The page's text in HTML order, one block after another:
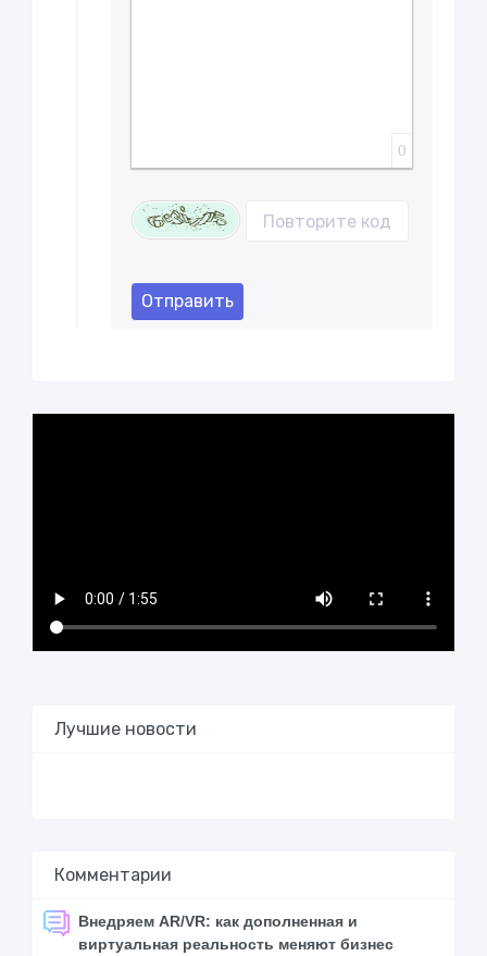
0
Отправить
Лучшие новости
Комментарии
Внедряем AR/VR: как дополненная и
виртуальная реальность меняют бизнес